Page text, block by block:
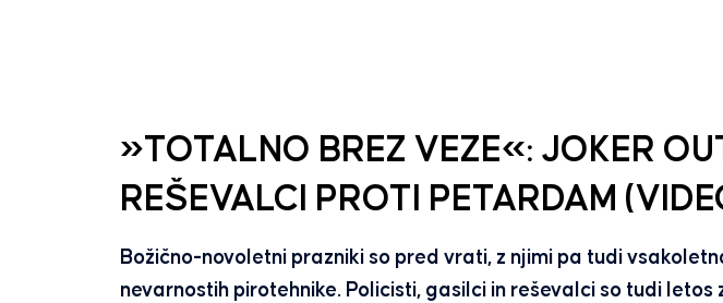
»TOTALNO BREZ VEZE«: JOKER
REŠEVALCI PROTI PETARDAM
Božično-novoletni prazniki so pred vrati, z njimi pa tudi
nevarnostih pirotehnike. Policisti, gasilci in reševalci so tudi letos